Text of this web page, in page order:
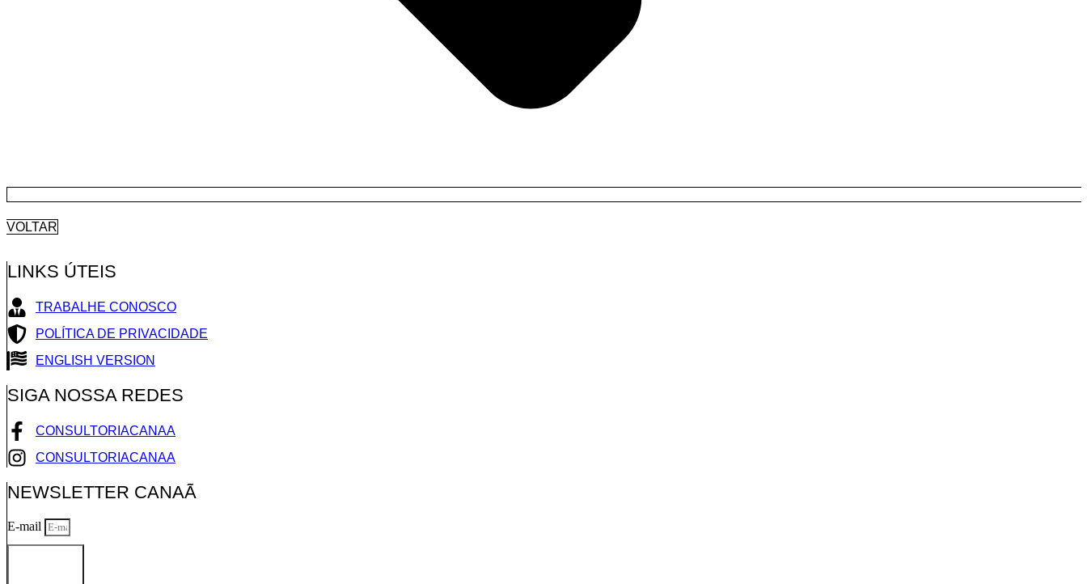
VOLTAR
LINKS ÚTEIS
TRABALHE CONOSCO
POLÍTICA DE PRIVACIDADE
ENGLISH VERSION
SIGA NOSSA REDES
CONSULTORIACANAA
CONSULTORIACANAA
NEWSLETTER CANAÃ
E-mail